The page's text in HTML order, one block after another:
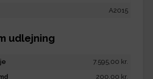
A2015
udlejning
7.595,00 kr.
200,00 kr.